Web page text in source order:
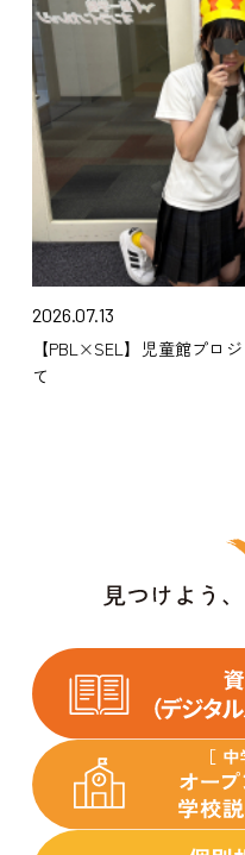
2026.07.13
【PBL×SEL】児童館プロ
て